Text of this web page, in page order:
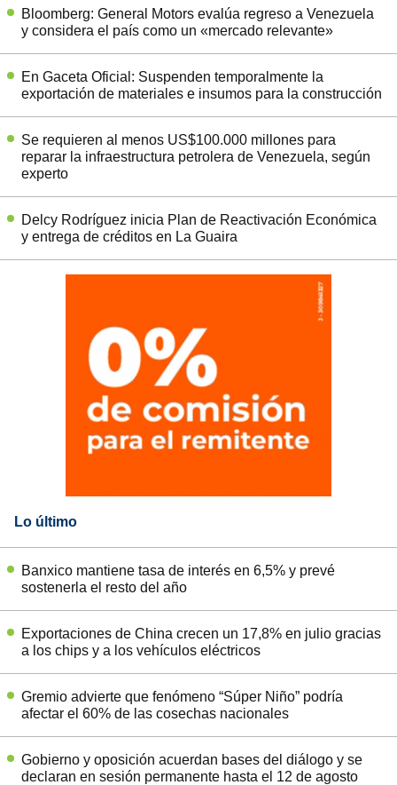
Bloomberg: General Motors evalúa regreso a Venezuela
y considera el país como un «mercado relevante»
En Gaceta Oficial: Suspenden temporalmente la
exportación de materiales e insumos para la construcción
Se requieren al menos US$100.000 millones para
reparar la infraestructura petrolera de Venezuela, según
experto
Delcy Rodríguez inicia Plan de Reactivación Económica
y entrega de créditos en La Guaira
Lo último
Banxico mantiene tasa de interés en 6,5% y prevé
sostenerla el resto del año
Exportaciones de China crecen un 17,8% en julio gracias
a los chips y a los vehículos eléctricos
Gremio advierte que fenómeno “Súper Niño” podría
afectar el 60% de las cosechas nacionales
Gobierno y oposición acuerdan bases del diálogo y se
declaran en sesión permanente hasta el 12 de agosto